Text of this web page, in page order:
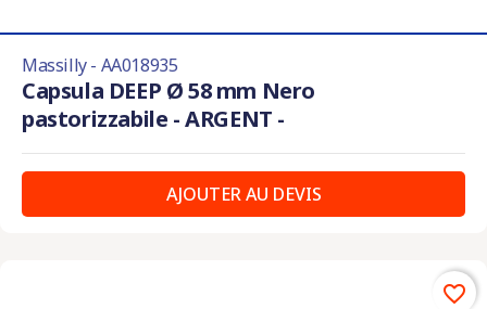
Massilly - AA018935
Capsula DEEP Ø 58 mm Nero
pastorizzabile - ARGENT -
AJOUTER AU DEVIS
favorite_border